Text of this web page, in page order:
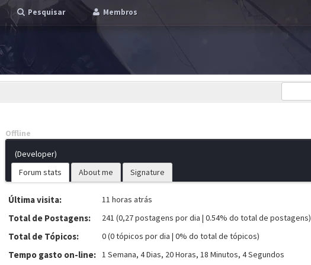
Pesquisar Membros
Offline
(Developer)
Forum stats
About me Signature
Última visita: 11 horas atrás
Total de Postagens: 241 (0,27 postagens por dia | 0.54% do total de postagens)
Total de Tópicos: 0 (0 tópicos por dia | 0% do total de tópicos)
Tempo gasto on-line: 1 Semana, 4 Dias, 20 Horas, 18 Minutos, 4 Segundos